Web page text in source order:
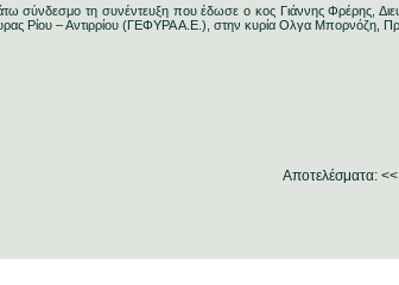
σύνδεσμο τη συνέντευξη που έδωσε ο κος Γιάννης Φρέρης,
Ρίου – Αντιρρίου (ΓΕΦΥΡΑ Α.Ε.), στην κυρία Ολγα Μπορνόζη,
Αποτελέσματα: